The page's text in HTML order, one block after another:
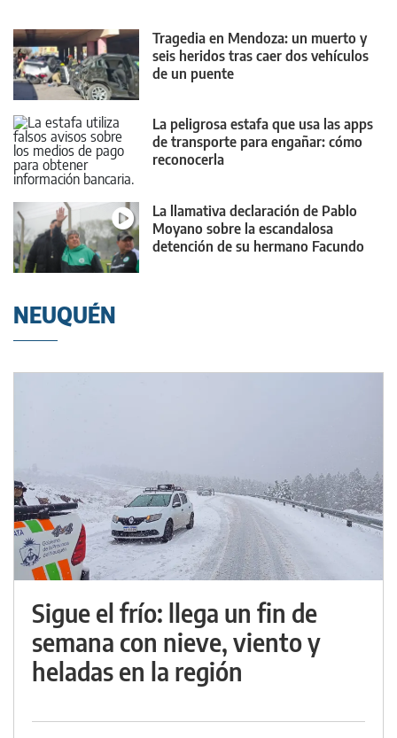
Tragedia en Mendoza: un muerto y
seis heridos tras caer dos vehículos
de un puente
La peligrosa estafa que usa las apps
de transporte para engañar: cómo
reconocerla
La llamativa declaración de Pablo
Moyano sobre la escandalosa
detención de su hermano Facundo
NEUQUÉN
Sigue el frío: llega un fin de
semana con nieve, viento y
heladas en la región